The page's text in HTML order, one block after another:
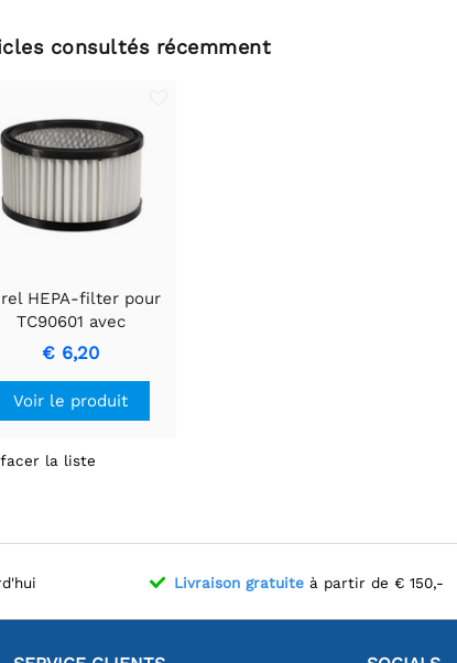
consultés récemment
HEPA-filter pour
TC90601 avec
purification de l'air
avancée
€ 6,20
Voir le produit
la liste
Livraison gratuiteà partir de € 150,-